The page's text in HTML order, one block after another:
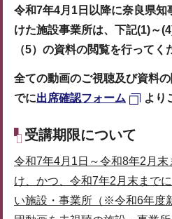
令和7年4月1日以降に奈良県知
けた施設事業所は、下記(1)～
（5）の資料の閲覧を行ってく
全ての動画のご視聴及び資料
でに出席確認フォーム より
受講期限について
令和7年4月1日～令和8年2月
け、かつ、令和7年2月末まで
い施設・事業所（※令和6年度